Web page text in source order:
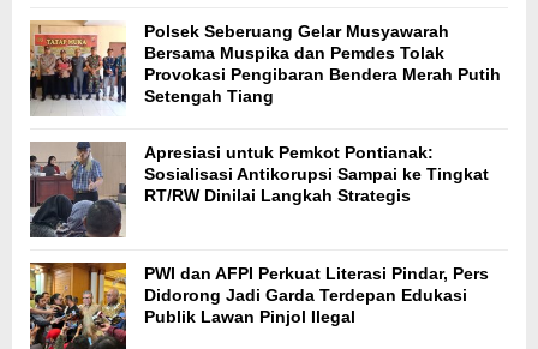
Polsek Seberuang Gelar Musyawarah
Bersama Muspika dan Pemdes Tolak
Provokasi Pengibaran Bendera Merah Putih
Setengah Tiang
Apresiasi untuk Pemkot Pontianak:
Sosialisasi Antikorupsi Sampai ke Tingkat
RT/RW Dinilai Langkah Strategis
PWI dan AFPI Perkuat Literasi Pindar, Pers
Didorong Jadi Garda Terdepan Edukasi
Publik Lawan Pinjol Ilegal